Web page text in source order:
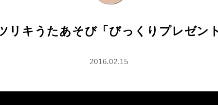
リキうたあそび「びっくりプレゼン
2016.02.15